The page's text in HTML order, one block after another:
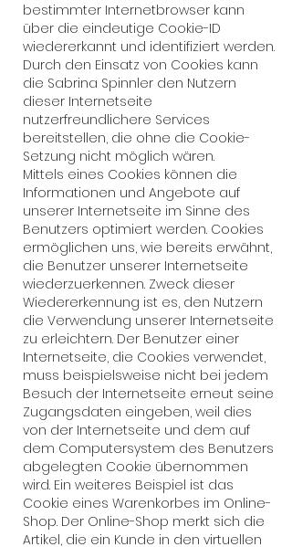
bestimmter Internetbrowser kann
über die eindeutige Cookie-ID
wiedererkannt und identifiziert werden.
Durch den Einsatz von Cookies kann
die Sabrina Spinnler den Nutzern
dieser Internetseite
nutzerfreundlichere Services
bereitstellen, die ohne die Cookie-
Setzung nicht möglich wären.
Mittels eines Cookies können die
Informationen und Angebote auf
unserer Internetseite im Sinne des
Benutzers optimiert werden. Cookies
ermöglichen uns, wie bereits erwähnt,
die Benutzer unserer Internetseite
wiederzuerkennen. Zweck dieser
Wiedererkennung ist es, den Nutzern
die Verwendung unserer Internetseite
zu erleichtern. Der Benutzer einer
Internetseite, die Cookies verwendet,
muss beispielsweise nicht bei jedem
Besuch der Internetseite erneut seine
Zugangsdaten eingeben, weil dies
von der Internetseite und dem auf
dem Computersystem des Benutzers
abgelegten Cookie übernommen
wird. Ein weiteres Beispiel ist das
Cookie eines Warenkorbes im Online-
Shop. Der Online-Shop merkt sich die
Artikel, die ein Kunde in den virtuellen